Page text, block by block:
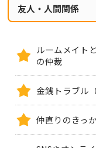
友人・人間関係
ルームメイト
の仲裁
金銭トラブル
仲直りのきっ